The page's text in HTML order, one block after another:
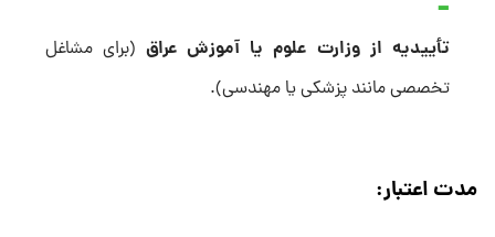
تأییدیه از وزارت علوم یا آموزش عراق (برای مشاغل
تخصصی مانند پزشکی یا مهندسی).
مدت اعتبار: